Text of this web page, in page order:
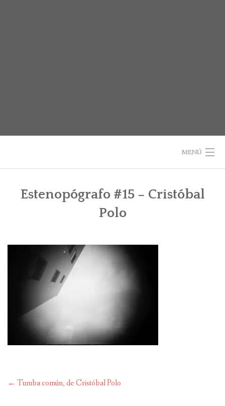
MENÚ
CRISTÓBAL POLO
COMPRAR
PLAYLIST
MEDIOS
Estenopógrafo #15 – Cristóbal
Polo
Navegación
← Tumba común, de Cristóbal Polo